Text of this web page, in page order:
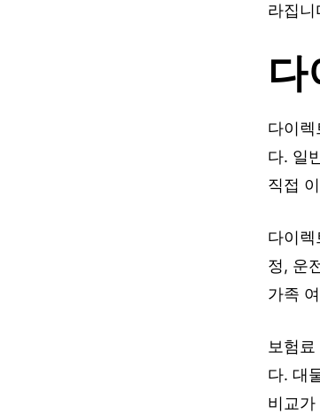
라집
다이
다. 일
직접
다이
정, 운
가족
보험
다. 대
비교가